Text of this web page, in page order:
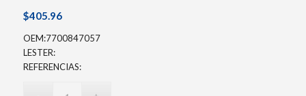
$405.96
OEM:7700847057
LESTER:
REFERENCIAS: